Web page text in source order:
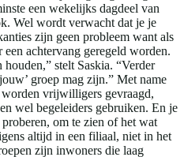
een wekelijks dagdeel van
Wel wordt verwacht dat je je
zijn geen probleem want als
achtervang geregeld worden.
stelt Saskia. “Verder
groep mag zijn.” Met name
vrijwilligers gevraagd,
wel begeleiders gebruiken. En je
om te zien of het wat
altijd in een filiaal, niet in het
zijn inwoners die laag